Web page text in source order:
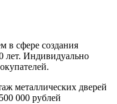
в сфере создания
лет. Индивидуально
металлических дверей
000 рублей